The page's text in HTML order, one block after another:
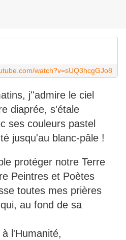
watch?v=sUQ3hcgGJo8
j''admire le ciel
diaprée, s'étale
ses couleurs pastel
jusqu'au blanc-pâle !
protéger notre Terre
Peintres et Poètes
toutes mes prières
au fond de sa
l'Humanité,